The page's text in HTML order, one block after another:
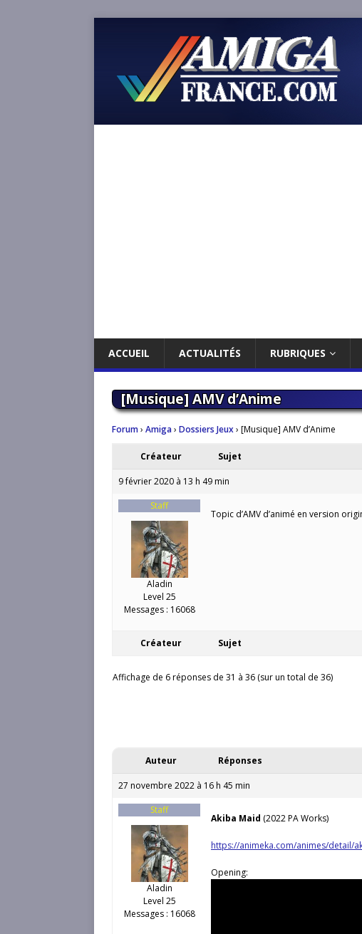
ACCUEIL ACTUALITÉS RUBRIQUES
[Musique] AMV d’Anime
Forum› Amiga› Dossiers Jeux› [Musique] AMV d’Anime
Créateur Sujet
9 février 2020 à 13 h 49 min
Staff
Aladin
Level 25
Messages : 16068
Topic d’AMV d’animé en version
Créateur Sujet
Affichage de 6 réponses de 31 à 36 (sur un total de 36)
Auteur Réponses
27 novembre 2022 à 16 h 45 min
Staff
Aladin
Level 25
Messages : 16068
Akiba Maid (2022 PA Works)
https://animeka.com/animes/detail/
Opening: